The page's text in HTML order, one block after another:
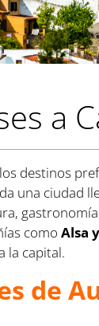
a
destinos
una ciudad
como Alsa
la capital.
de